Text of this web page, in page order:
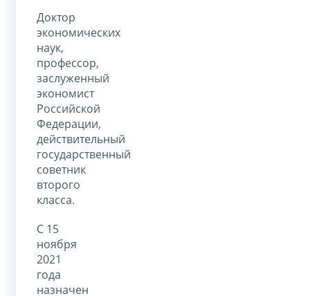
Доктор
экономических
наук,
профессор,
заслуженный
экономист
Российской
Федерации,
действительный
государственный
советник
второго
класса.
С 15
ноября
2021
года
назначен